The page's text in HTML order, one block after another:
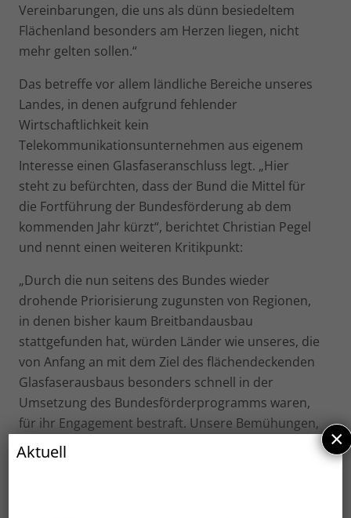
Vereinbarungen, die uns als dünn besiedeltem
Flächenland besonders am Herzen liegen, nicht
mehr gelten sollen.“
Das betreffe vor allem ländliche Bereiche unseres
Landes, in denen aufgrund fehlender
Wirtschaftlichkeit kein
Telekommunikationsunternehmen aus eigenem
Interesse einen Glasfaseranschluss legt. „Hier
steht zu befürchten, dass der Bund die Mittel für
die Fortführung der Bundesförderung ab dem
kommenden Jahr kürzt“, berichtet Christian Pegel
und nennt einen weiteren Kritikpunkt:
„Durch die nun seitens des Bundes wieder
drohende Priorisierung zugunsten von Regionen,
in denen bisher kaum Breitbandausbau
stattgefunden hat, würden Länder wie unseres, die
von Anfang an mit dem Ziel des flächendeckenden
Glasfaserausbaus besonders schnell in der
Umsetzung des Bundesförderprogramms waren,
für ihr Engagement bestraft. Unsere Bemühungen,
den Anschluss weißer, hellgrauer und
Aktuell ×